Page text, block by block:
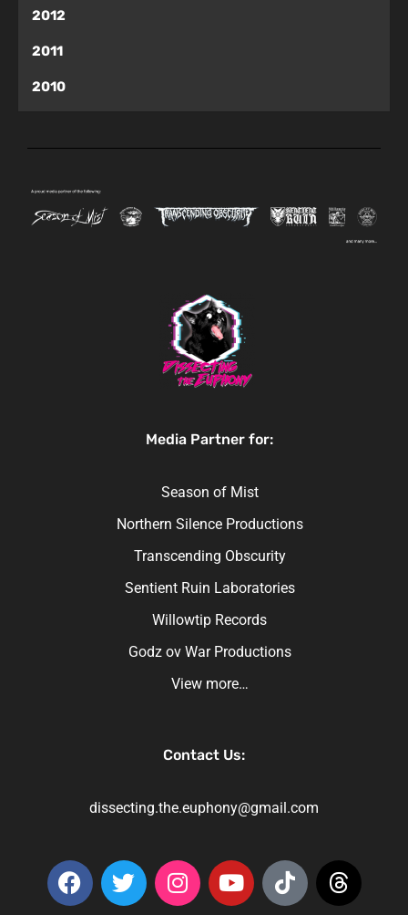
2012
2011
2010
Media Partner for:
Season of Mist
Northern Silence Productions
Transcending Obscurity
Sentient Ruin Laboratories
Willowtip Records
Godz ov War Productions
View more…
Contact Us:
dissecting.the.euphony@gmail.com